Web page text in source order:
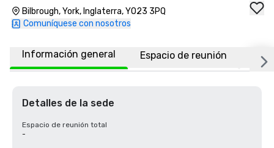
Bilbrough, York, Inglaterra, YO23 3PQ
Comuníquese con nosotros
Información general Espacio de reunión
Detalles de la sede
Espacio de reunión total
-